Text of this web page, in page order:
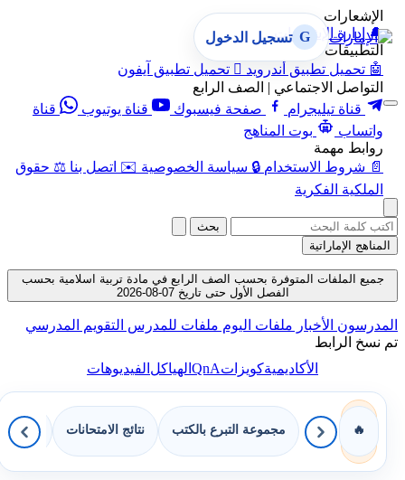
الإشعارات
🔔 إدارة الإشعارات
التطبيقات
🤖 تحميل تطبيق أندرويد  تحميل تطبيق آيفون
التواصل الاجتماعي | الصف الرابع
قناة تيليجرام
صفحة فيسبوك قناة يوتيوب
قناة
واتساب
بوت المناهج
روابط مهمة
📄 شروط الاستخدام 🔒 سياسة الخصوصية ✉️ اتصل بنا ⚖️ حقوق
الملكية الفكرية
G تسجيل الدخول
بحث
المناهج الإماراتية
جميع الملفات المتوفرة بحسب الصف الرابع في مادة تربية اسلامية بحسب
الفصل الأول حتى تاريخ 07-08-2026
المدرسون الأخبار ملفات اليوم ملفات للمدرس التقويم المدرسي
تم نسخ الرابط
الأكاديميةكويزاتQnAالهياكلالفيديوهات
🔥 مجموعة التبرع بالكتب نتائج الامتحانات